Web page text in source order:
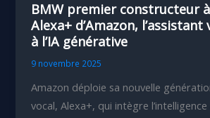
BMW premier constructeur
Alexa+ d’Amazon,
à l’IA générative
9 novembre 2025
Amazon déploie sa nouvelle
vocal, Alexa+, qui intègre